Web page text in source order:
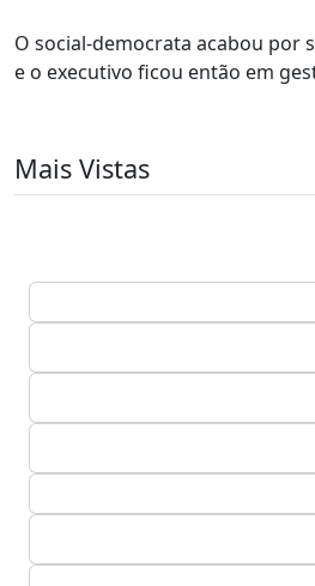
O social-democrata acabou por
e o executivo ficou então em
Mais Vistas